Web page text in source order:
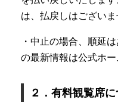
は、払戻しはございま
・中止の場合、順延
の最新情報は公式ホー
２．有料観覧席